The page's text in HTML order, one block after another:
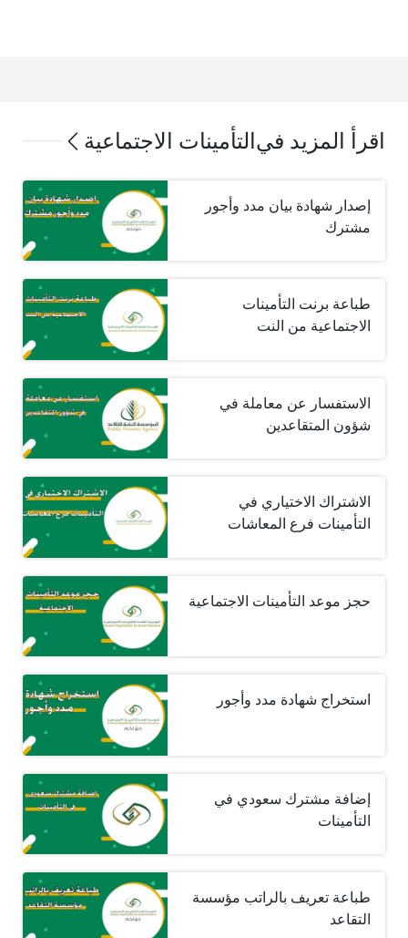
اقرأ المزيد في التأمينات الاجتماعية
إصدار شهادة بيان مدد وأجور
مشترك
طباعة برنت التأمينات
الاجتماعية من النت
الاستفسار عن معاملة في
شؤون المتقاعدين
الاشتراك الاختياري في
التأمينات فرع المعاشات
حجز موعد التأمينات الاجتماعية
استخراج شهادة مدد وأجور
إضافة مشترك سعودي في
التأمينات
طباعة تعريف بالراتب مؤسسة
التقاعد